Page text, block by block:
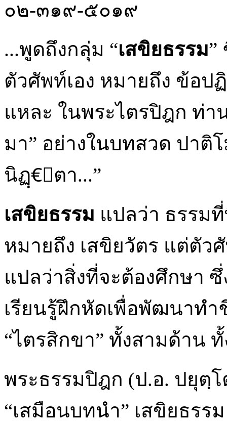
๐๒-๓๑๙-๕๐๑๙
...พูดถึงกลุ่ม “เสขิยธรรม”
ตัวศัพท์เอง หมายถึง ข้อป
แหละ ในพระไตรปิฎก ท่า
มา” อย่างในบทสวด ปาติ
นิฏฺ€ิตา...”
เสขิยธรรม แปลว่า ธรรม
หมายถึง เสขิยวัตร แต่ตัว
แปลว่าสิ่งที่จะต้องศึกษา
เรียนรู้ฝึกหัดเพื่อพัฒนาทำ
“ไตรสิกขา” ทั้งสามด้าน
พระธรรมปิฎก (ป.อ. ปยุตฺโ
“เสมือนบทนำ” เสขิยธร